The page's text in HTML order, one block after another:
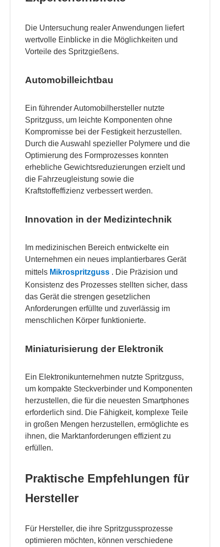
Die Untersuchung realer Anwendungen liefert
wertvolle Einblicke in die Möglichkeiten und
Vorteile des Spritzgießens.
Automobilleichtbau
Ein führender Automobilhersteller nutzte
Spritzguss, um leichte Komponenten ohne
Kompromisse bei der Festigkeit herzustellen.
Durch die Auswahl spezieller Polymere und die
Optimierung des Formprozesses konnten
erhebliche Gewichtsreduzierungen erzielt und
die Fahrzeugleistung sowie die
Kraftstoffeffizienz verbessert werden.
Innovation in der Medizintechnik
Im medizinischen Bereich entwickelte ein
Unternehmen ein neues implantierbares Gerät
mittels Mikrospritzguss . Die Präzision und
Konsistenz des Prozesses stellten sicher, dass
das Gerät die strengen gesetzlichen
Anforderungen erfüllte und zuverlässig im
menschlichen Körper funktionierte.
Miniaturisierung der Elektronik
Ein Elektronikunternehmen nutzte Spritzguss,
um kompakte Steckverbinder und Komponenten
herzustellen, die für die neuesten Smartphones
erforderlich sind. Die Fähigkeit, komplexe Teile
in großen Mengen herzustellen, ermöglichte es
ihnen, die Marktanforderungen effizient zu
erfüllen.
Praktische Empfehlungen für
Hersteller
Für Hersteller, die ihre Spritzgussprozesse
optimieren möchten, können verschiedene